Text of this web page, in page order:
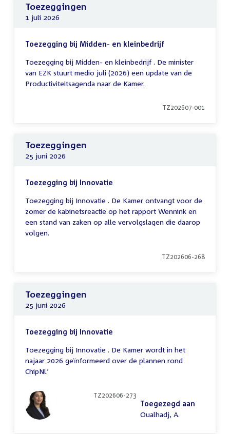
Toezeggingen
1 juli 2026
Toezegging bij Midden- en kleinbedrijf
Toezegging bij Midden- en kleinbedrijf . De minister
van EZK stuurt medio juli (2026) een update van de
Productiviteitsagenda naar de Kamer.
TZ202607-001
Toezeggingen
25 juni 2026
Toezegging bij Innovatie
Toezegging bij Innovatie . De Kamer ontvangt voor de
zomer de kabinetsreactie op het rapport Wennink en
een stand van zaken op alle vervolgslagen die daarop
volgen.
TZ202606-268
Toezeggingen
25 juni 2026
Toezegging bij Innovatie
Toezegging bij Innovatie . De Kamer wordt in het
najaar 2026 geïnformeerd over de plannen rond
ChipNl.’
TZ202606-273
Toegezegd aan
Oualhadj, A.